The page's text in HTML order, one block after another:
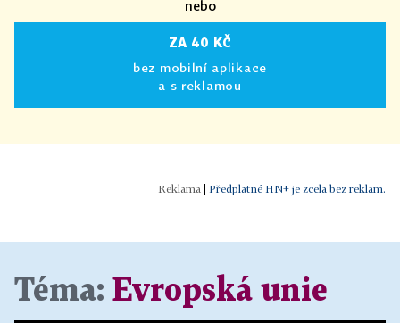
nebo
ZA 40 KČ
bez mobilní aplikace
a s reklamou
Předplatné HN+ je zcela bez reklam.
Téma: Evropská unie